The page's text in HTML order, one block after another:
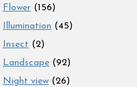
Flower (156)
Illumination (45)
Insect (2)
Landscape (92)
Night view (26)